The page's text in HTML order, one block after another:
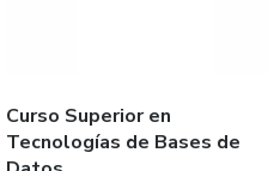
Curso Superior en
Tecnologías de Bases de